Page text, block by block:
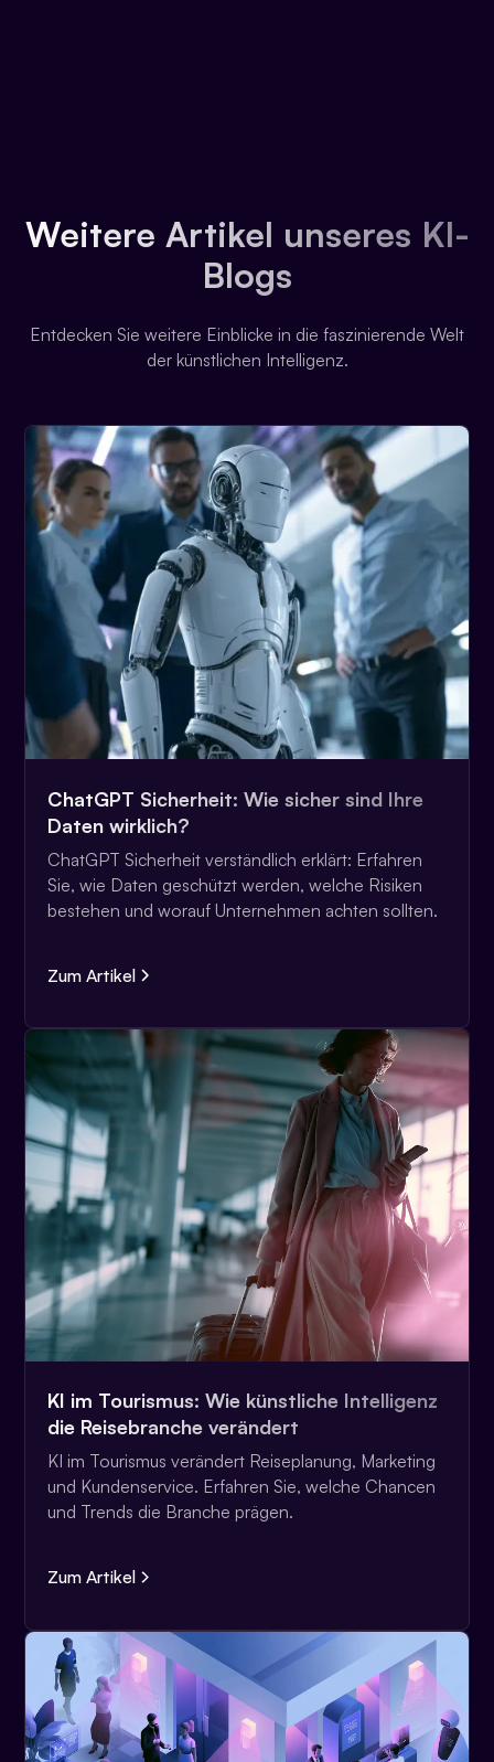
Weitere Artikel unseres KI-
Blogs
Entdecken Sie weitere Einblicke in die faszinierende Welt
der künstlichen Intelligenz.
ChatGPT Sicherheit: Wie sicher sind Ihre
Daten wirklich?
ChatGPT Sicherheit verständlich erklärt: Erfahren
Sie, wie Daten geschützt werden, welche Risiken
bestehen und worauf Unternehmen achten sollten.
Zum Artikel
KI im Tourismus: Wie künstliche Intelligenz
die Reisebranche verändert
KI im Tourismus verändert Reiseplanung, Marketing
und Kundenservice. Erfahren Sie, welche Chancen
und Trends die Branche prägen.
Zum Artikel